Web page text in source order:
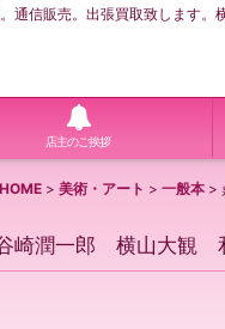
通信販売。出張買取致します
店主のご挨拶
> 美術・アート > 一般本 >
崎潤一郎 横山大観